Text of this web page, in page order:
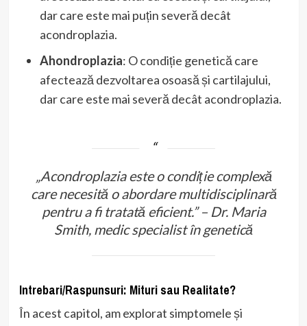
dar care este mai puțin severă decât
acondroplazia.
Ahondroplazia: O condiție genetică care
afectează dezvoltarea osoasă și cartilajului,
dar care este mai severă decât acondroplazia.
„Acondroplazia este o condiție complexă
care necesită o abordare multidisciplinară
pentru a fi tratată eficient.” – Dr. Maria
Smith, medic specialist în genetică
Intrebari/Raspunsuri: Mituri sau Realitate?
În acest capitol, am explorat simptomele și